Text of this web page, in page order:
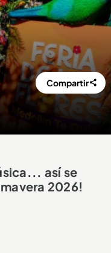
Compartir
así se
2026!